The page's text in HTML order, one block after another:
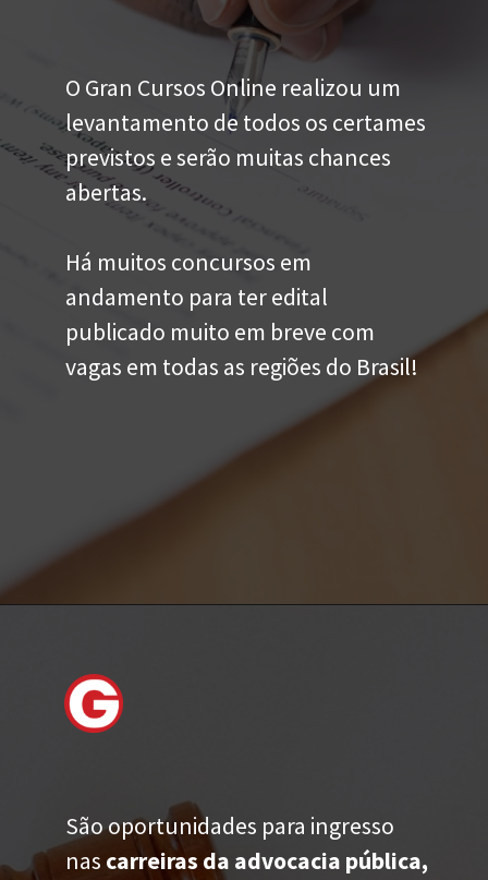
O Gran Cursos Online realizou um
levantamento de todos os certames
previstos e serão muitas chances
abertas.
Há muitos concursos em
andamento para ter edital
publicado muito em breve com
vagas em todas as regiões do Brasil!
São oportunidades para ingresso
nas carreiras da advocacia pública,